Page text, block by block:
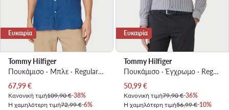
Ευκαιρία
Tommy Hilfiger
Πουκάμισο · Μπλε · Regular Fit
Τρέχουσα τιμή
67,99€
Κανονική τιμή109,90 €-38%
Η χαμηλότερη τιμή72,99 €-6%
Ευκαιρία
Tommy Hilfiger
Πουκάμισο · Έγχρωμο · Regular Fit
Τρέχουσα τιμή
50,99€
Κανονική τιμή79,90 €-36%
Η χαμηλότερη τιμή56,99 €-10%